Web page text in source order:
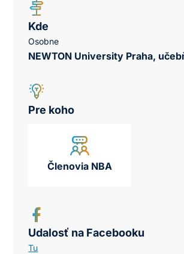
Kde
Osobne
NEWTON University Praha,
Pre koho
Členovia NBA
Udalosť na Facebooku
Tu